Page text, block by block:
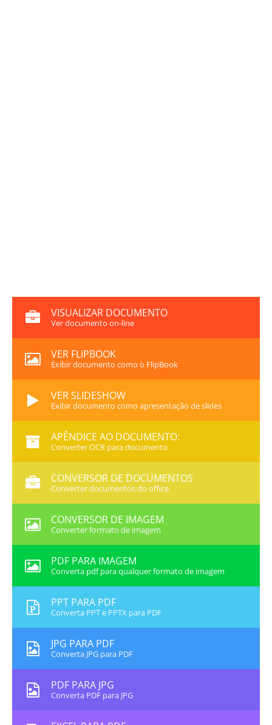
VISUALIZAR DOCUMENTO
Ver documento on-line
VER FLIPBOOK
Exibir documento como o FlipBook
VER SLIDESHOW
Exibir documento como apresentação de slides
APÊNDICE AO DOCUMENTO:
Converter OCR para documento
CONVERSOR DE DOCUMENTOS
Converter documentos do office
CONVERSOR DE IMAGEM
Converter formato de imagem
PDF PARA IMAGEM
Converta pdf para qualquer formato de imagem
PPT PARA PDF
Converta PPT e PPTX para PDF
JPG PARA PDF
Converta JPG para PDF
PDF PARA JPG
Converta PDF para JPG